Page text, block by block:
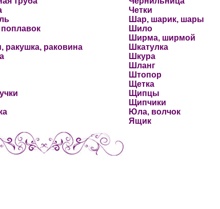
ракушка, раковина
Четки
Шар, шарик, шары
Шило
Ширма, ширмой
Шкатулка
Шкура
Шланг
Штопор
Щетка
Щипцы
Щипчики
Юла, волчок
Ящик